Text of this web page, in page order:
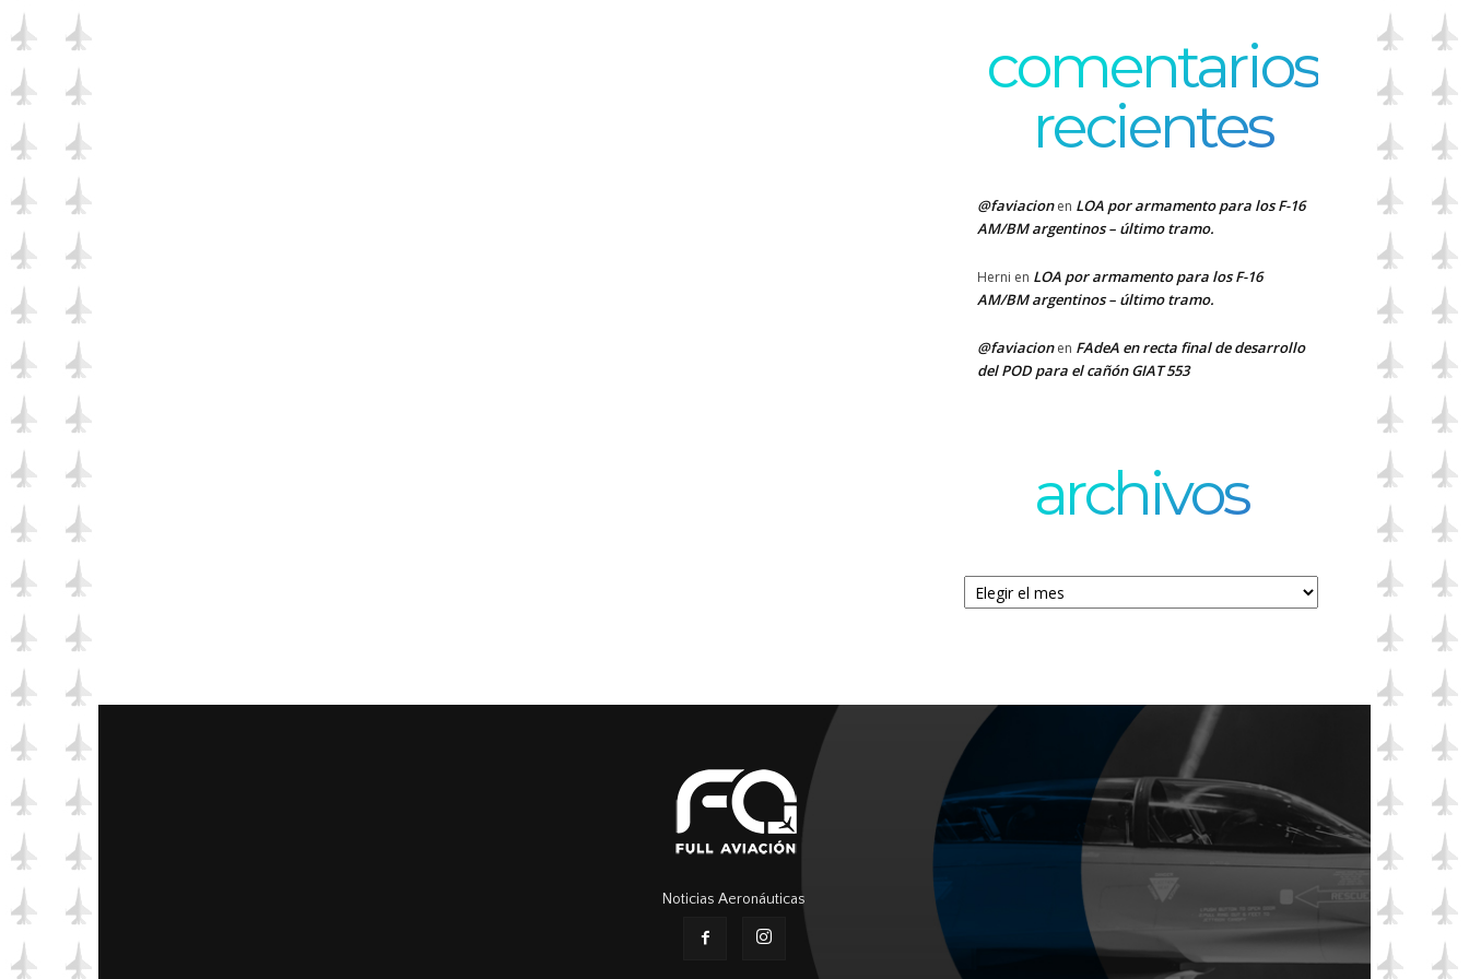
comentarios
recientes
@faviacionen LOA por armamento para los F-16
AM/BM argentinos – último tramo.
Herni en LOA por armamento para los F-16
AM/BM argentinos – último tramo.
@faviacionen FAdeA en recta final de desarrollo
del POD para el cañón GIAT 553
archivos
Archivos
Noticias Aeronáuticas